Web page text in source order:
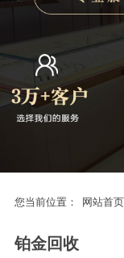
您当前位置： 网站首页
铂金回收